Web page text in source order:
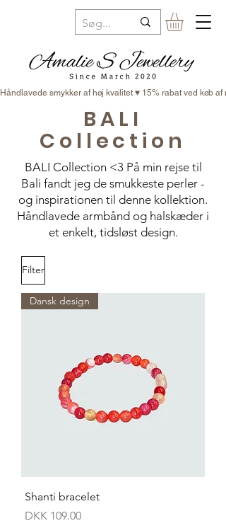
Håndlavede smykker af høj kvalitet ♥ 15% rabat ved køb
BALI
Collection
BALI Collection <3 På min rejse til
Bali fandt jeg de smukkeste perler -
og inspirationen til denne kollektion.
Håndlavede armbånd og halskæder i
et enkelt, tidsløst design.
Filter
Dansk design
Shanti bracelet
Price
DKK 109.00